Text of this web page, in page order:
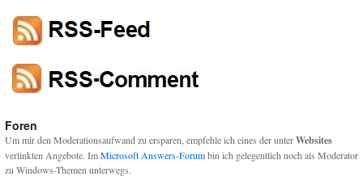
Foren
Um mir den Moderationsaufwand zu ersparen, empfehle ich eines der unterWebsites
verlinkten Angebote. ImMicrosoft Answers-Forumbin ich gelegentlich noch als Moderator
zu Windows-Themen unterwegs.